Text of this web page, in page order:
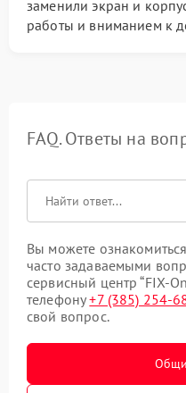
заменили экран и
работы и вниманием к
FAQ. Ответы на
Вы можете
часто задаваемыми
сервисный центр “FIX-
телефону+7 (385) 254-
свой вопрос.